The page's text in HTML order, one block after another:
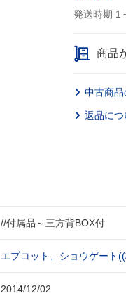
発送時期 1
商品
中古商
返品につ
//付属品～三方背BOX付
エプコット、ショウゲート
2014/12/02